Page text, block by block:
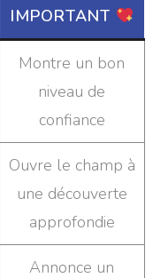
IMPORTANT
Montre un bon
niveau de
confiance
Ouvre le champ à
une découverte
approfondie
Annonce un